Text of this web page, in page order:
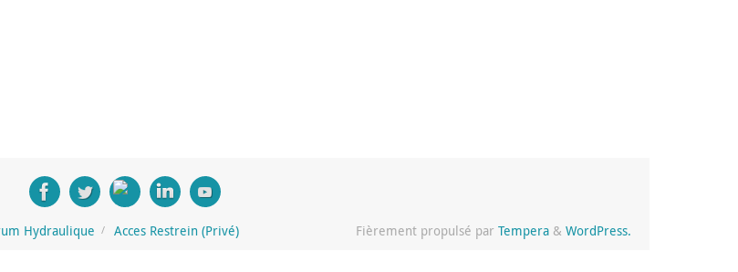
Hydraulique Acces Restrein (Privé) Fièrement propulsé par Tempera & WordPress.